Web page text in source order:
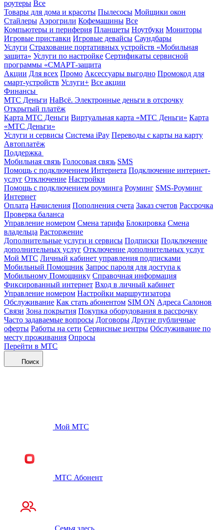
роутеры Все
Товары для дома и красоты Пылесосы Мойщики окон
Стайлеры Аэрогрили Кофемашины Все
Компьютеры и периферия Планшеты Ноутбуки Мониторы
Игровые приставки Игровые девайсы Саундбары
Услуги Страхование портативных устройств «Мобильная
защита» Услуги по настройке Сертификаты сервисной
программы «СМАРТ-защита
Акции Для всех Промо Аксессуары выгодно Промокод для
смарт-устройств Услуги+ Все акции
Финансы
МТС Деньги НаВсё. Электронные деньги в отсрочку
Открытый платёж
Карта МТС Деньги Виртуальная карта «МТС Деньги» Карта
«МТС Деньги»
Услуги и сервисы Система iPay Переводы с карты на карту
Автоплатёж
Поддержка
Мобильная связь Голосовая связь SMS
Помощь с подключением Интернета Подключение интернет-
услуг Отключение Настройки
Помощь с подключением роуминга Роуминг SMS-Роуминг
Интернет
Оплата Начисления Пополнения счета Заказ счетов Рассрочка
Проверка баланса
Управление номером Смена тарифа Блокировка Смена
владельца Расторжение
Дополнительные услуги и сервисы Подписки Подключение
дополнительных услуг Отключение дополнительных услуг
Мой МТС Личный кабинет управления подписками
Мобильный Помощник Запрос пароля для доступа к
Мобильному Помощнику Справочная информация
Фиксированный интернет Вход в личный кабинет
Управление номером Настройки маршрутизатора
Обслуживание Как стать абонентом SIM ON Адреса Салонов
Связи Зона покрытия Покупка оборудования в рассрочку
Часто задаваемые вопросы Договоры Другие публичные
оферты Работы на сети Сервисные центры Обслуживание по
месту проживания Опросы
Перейти в МТС
Поиск
Мой МТС
МТС Абонент
Семья здесь